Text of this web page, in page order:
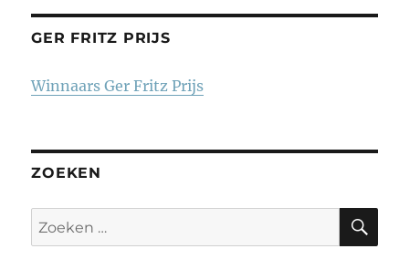
GER FRITZ PRIJS
Winnaars Ger Fritz Prijs
ZOEKEN
Zoeken
naar: